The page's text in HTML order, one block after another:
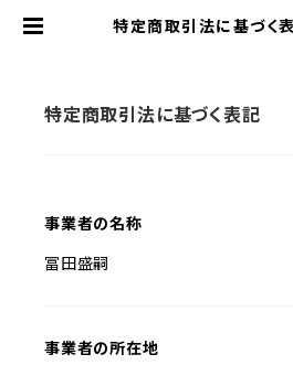
特定商取引法に基づく
特定商取引法に基づく表記
事業者の名称
冨田盛嗣
事業者の所在地